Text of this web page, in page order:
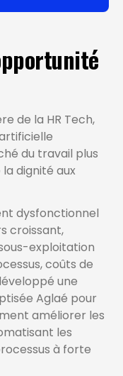
de la HR Tech,
du travail plus
dignité aux
dysfonctionnel
croissant,
exploitation
coûts de
une
Aglaé pour
améliorer les
les
à forte